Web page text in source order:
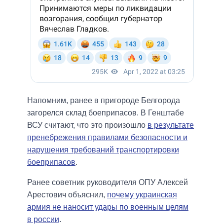
Напомним, ранее в пригороде Белгорода
загорелся склад боеприпасов. В Генштабе
ВСУ считают, что это произошло в результате
пренебрежения правилами безопасности и
нарушения требований транспортировки
боеприпасов.
Ранее советник руководителя ОПУ Алексей
Арестович объяснил, почему украинская
армия не наносит удары по военным целям
в россии.